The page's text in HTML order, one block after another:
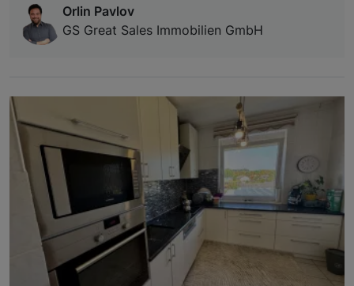
Orlin Pavlov
GS Great Sales Immobilien GmbH